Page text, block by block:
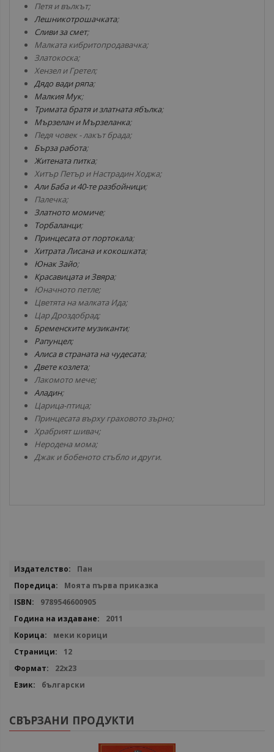
Петя и вълкът;
Лешникотрошачката;
Сливи за смет;
Малката кибритопродавачка;
Златокоска;
Хензел и Гретел;
Дядо вади ряпа;
Малкия Мук;
Тримата братя и златната ябълка;
Мързелан и Мързеланка;
Педя човек - лакът брада;
Бърза работа;
Житената питка;
Хитър Петър и Настрадин Ходжа;
Али Баба и 40-те разбойници;
Палечка;
Златното момиче;
Торбаланци;
Принцесата от портокала;
Хитрата Лисана и кокошката;
Юнак Зайо;
Красавицата и Звяра;
Юначното петле;
Цветята на малката Ида;
Цар Дроздобрад;
Бременските музиканти;
Рапунцел;
Алиса в страната на чудесата;
Двете козлета;
Лакомото мече;
Аладин;
Царица-птица;
Принцесата върху граховото зърно;
Храбрият шивач;
Неродена мома;
Джак и бобеното стъбло и други.
Повече
Пан
Моята първа приказка
9789546600905
2011
меки корици
12
22x23
български
СВЪРЗАНИ ПРОДУКТИ